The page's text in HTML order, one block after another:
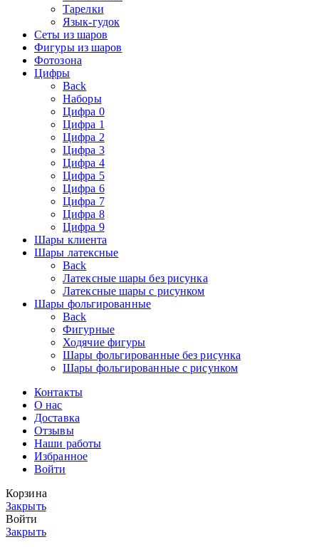
Тарелки
Язык-гудок
Сеты из шаров
Фигуры из шаров
Фотозона
Цифры
Back
Наборы
Цифра 0
Цифра 1
Цифра 2
Цифра 3
Цифра 4
Цифра 5
Цифра 6
Цифра 7
Цифра 8
Цифра 9
Шары клиента
Шары латексные
Back
Латексные шары без рисунка
Латексные шары с рисунком
Шары фольгированные
Back
Фигурные
Ходячие фигуры
Шары фольгированные без рисунка
Шары фольгированные с рисунком
Контакты
О нас
Доставка
Отзывы
Наши работы
Избранное
Войти
Корзина
Закрыть
Войти
Закрыть